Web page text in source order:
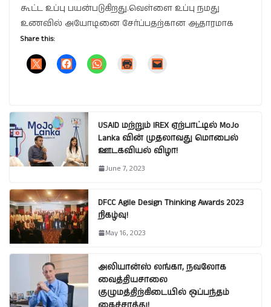
கூட்ட உப்பு பயன்படுகிறது.வெள்ளை உப்பு நமது
உணவில் அயோடினை சேர்ப்பதற்கான ஆதாரமாக
Share this:
USAID மற்றும் IREX ஏற்பாட்டில் MoJo
Lanka வின் முதலாவது மொபைல்
ஊடகவியல் விழா!
June 7, 2023
DFCC Agile Design Thinking Awards 2023
நிகழ்வு!
May 16, 2023
அலியான்ஸ் லங்கா, நவலோக
வைத்தியசாலை
குழுமத்திற்கிடையில் ஒப்பந்தம்